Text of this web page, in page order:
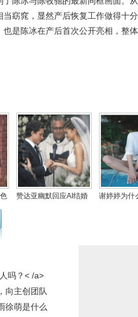
窈窕，显然产后恢复工作做得十
是陈冰在产后首次公开亮相，整
赞达亚幽默回应AI结婚
谢婷婷为什
吗？< /a>
向主创团队
徐萌是什么